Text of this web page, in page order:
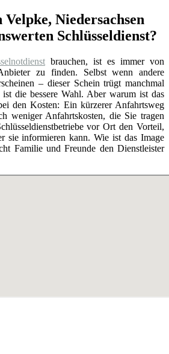
Niedersachsen
Schlüsseldienst?
brauchen, ist es immer von
zu finden. Selbst wenn andere
– dieser Schein trügt manchmal
die bessere Wahl. Aber warum ist das
den Kosten: Ein kürzerer Anfahrtsweg
weniger Anfahrtskosten, die Sie tragen
vor Ort den Vorteil,
sie informieren kann. Wie ist das Image
Familie und Freunde den Dienstleister